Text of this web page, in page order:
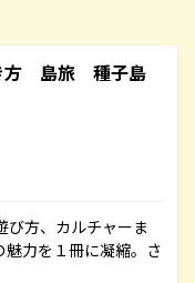
方 島旅 種子島
び方、カルチャーま
力を１冊に凝縮。さ